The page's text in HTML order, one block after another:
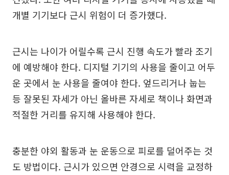
개별 기기보다 근시 위험이 더 증가했다.
근시는 나이가 어릴수록 근시 진행 속도가 빨라 조기
에 예방해야 한다. 디지털 기기의 사용을 줄이고 어두
운 곳에서 눈 사용을 줄여야 한다. 엎드리거나 눕는
등 잘못된 자세가 아닌 올바른 자세로 책이나 화면과
적절한 거리를 유지해 사용해야 한다.
충분한 야외 활동과 눈 운동으로 피로를 덜어주는 것
도 방법이다. 근시가 있으면 안경으로 시력을 교정하